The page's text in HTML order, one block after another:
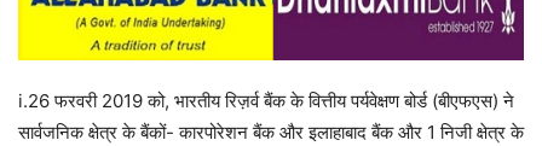
i.26 फरवरी 2019 को, भारतीय रिज़र्व बैंक के वित्तीय पर्यवेक्षण बोर्ड (बीएफएस) ने
सार्वजनिक क्षेत्र के बैंकों- कारपोरेशन बैंक और इलाहाबाद बैंक और 1 निजी क्षेत्र के